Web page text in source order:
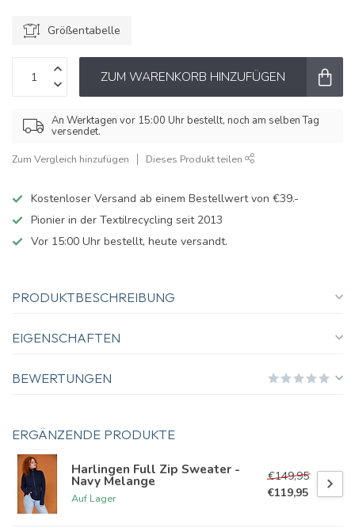
Größentabelle
ZUM WARENKORB HINZUFÜGEN
An Werktagen vor 15:00 Uhr bestellt, noch am selben Tag
versendet.
Zum Vergleich hinzufügen Dieses Produkt teilen
Kostenloser Versand ab einem Bestellwert von €39.-
Pionier in der Textilrecycling seit 2013
Vor 15:00 Uhr bestellt, heute versandt.
PRODUKTBESCHREIBUNG
EIGENSCHAFTEN
BEWERTUNGEN
ERGÄNZENDE PRODUKTE
Harlingen Full Zip Sweater -
Navy Melange
Auf Lager
€149,95
€119,95